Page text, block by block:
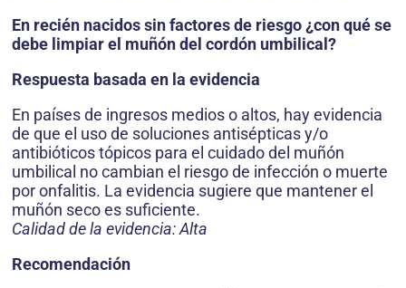
En recién nacidos sin factores de riesgo ¿con qué se
debe limpiar el muñón del cordón umbilical?
Respuesta basada en la evidencia
En países de ingresos medios o altos, hay evidencia
de que el uso de soluciones antisépticas y/o
antibióticos tópicos para el cuidado del muñón
umbilical no cambian el riesgo de infección o muerte
por onfalitis. La evidencia sugiere que mantener el
muñón seco es suficiente.
Calidad de la evidencia: Alta
Recomendación